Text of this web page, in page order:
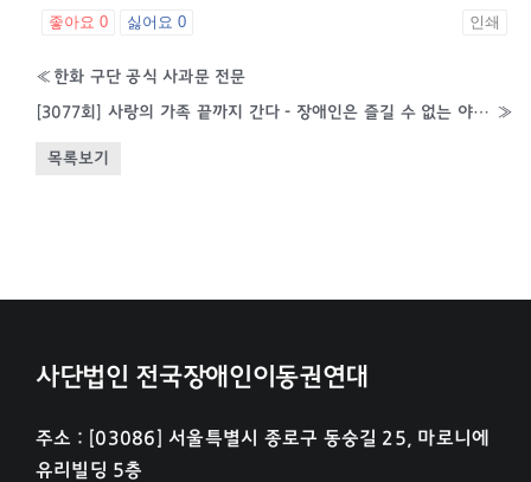
좋아요 0 싫어요0 인쇄
« 한화 구단 공식 사과문 전문
[3077회] 사랑의 가족 끝까지 간다 - 장애인은 즐길 수 없는 야구장/2025. 07. 26(토) 방영 »
목록보기
사단법인 전국장애인이동권연대
주소 : [03086] 서울특별시 종로구 동숭길 25, 마로니에
유리빌딩 5층